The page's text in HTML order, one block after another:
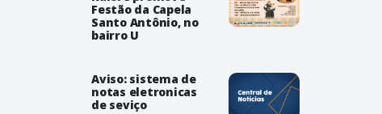
Festão da Capela
Santo Antônio, no
bairro U
Aviso: sistema de
notas eletronicas
de seviço